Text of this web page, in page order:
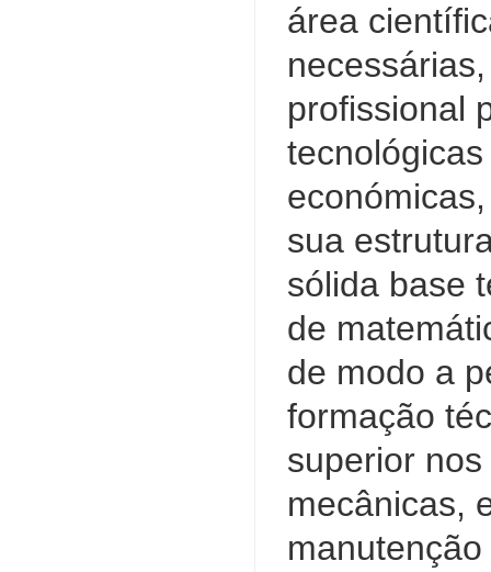
área
profissional
sua
sólida base
de
de modo a
formação
superior
mecânicas,